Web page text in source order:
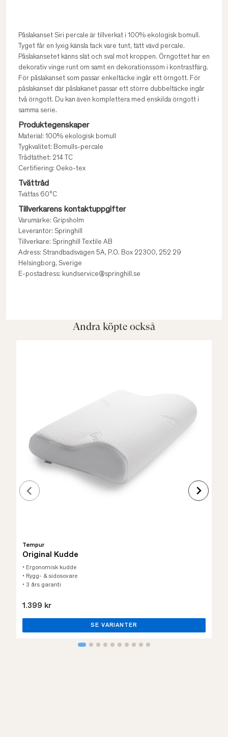
Påslakanset Siri percale är tillverkat i 100% ekologisk bomull.
Tyget får en lyxig känsla tack vare tunt, tätt vävd percale.
Påslakansetet känns slät och sval mot kroppen. Örngottet har en
dekorativ vinge runt om samt en dekorationssöm i kontrastfärg.
För påslakanset som passar enkeltäcke ingår ett örngott. För
påslakanset där påslakanet passar ett större dubbeltäcke ingår
två örngott. Du kan även komplettera med enskilda örngott i
samma serie.
Produktegenskaper
Material: 100% ekologisk bomull
Tygkvalitet: Bomulls-percale
Trådtäthet: 214 TC
Certifiering: Oeko-tex
Tvättråd
Tvättas 60°C
Tillverkarens kontaktuppgifter
Varumärke: Gripsholm
Leverantör: Springhill
Tillverkare: Springhill Textile AB
Adress: Strandbadsvägen 5A, P.O. Box 22300, 252 29
Helsingborg, Sverige
E-postadress: kundservice@springhill.se
Andra köpte också
Tempur
Original Kudde
• Ergonomisk kudde
• Rygg- & sidosovare
• 3 års garanti
1.399 kr
SE VARIANTER